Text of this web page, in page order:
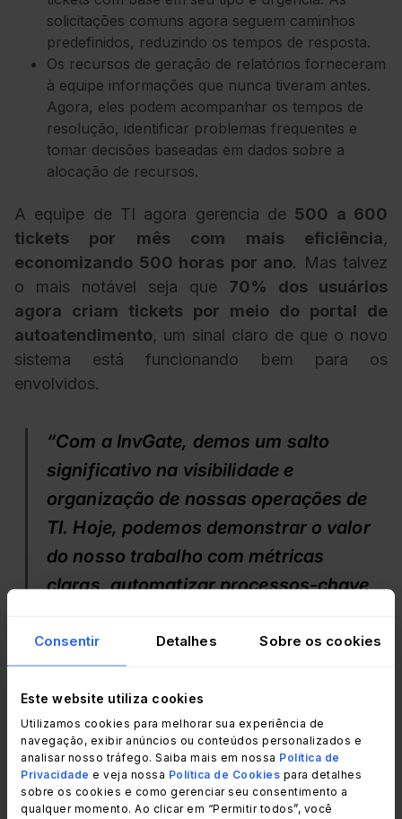
Consentir Detalhes Sobre os cookies
Este website utiliza cookies
Utilizamos cookies para melhorar sua experiência de
navegação, exibir anúncios ou conteúdos personalizados e
analisar nosso tráfego. Saiba mais em nossa Política de
Privacidade e veja nossa Política de Cookies para detalhes
sobre os cookies e como gerenciar seu consentimento a
qualquer momento. Ao clicar em “Permitir todos”, você
solicitações comuns agora seguem caminhos
predefinidos, reduzindo os tempos de resposta.
Os recursos de geração de relatórios forneceram
à equipe informações que nunca tiveram antes.
Agora, eles podem acompanhar os tempos de
resolução, identificar problemas frequentes e
tomar decisões baseadas em dados sobre a
alocação de recursos.
A equipe de TI agora gerencia de 500 a 600
tickets por mês com mais eficiência,
economizando 500 horas por ano. Mas talvez
o mais notável seja que 70% dos usuários
agora criam tickets por meio do portal de
autoatendimento, um sinal claro de que o novo
sistema está funcionando bem para os
envolvidos.
“Com a InvGate, demos um salto
significativo na visibilidade e
organização de nossas operações de
TI. Hoje, podemos demonstrar o valor
do nosso trabalho com métricas
claras, automatizar processos-chave
desafios futuros. Foi uma mudança
cultural e estratégica que marcou um
ponto de virada em nossas
operações.””
Pablo Pascual, Pablo Pascual, Líder de
Governança de TI na Mastellone Hnos.